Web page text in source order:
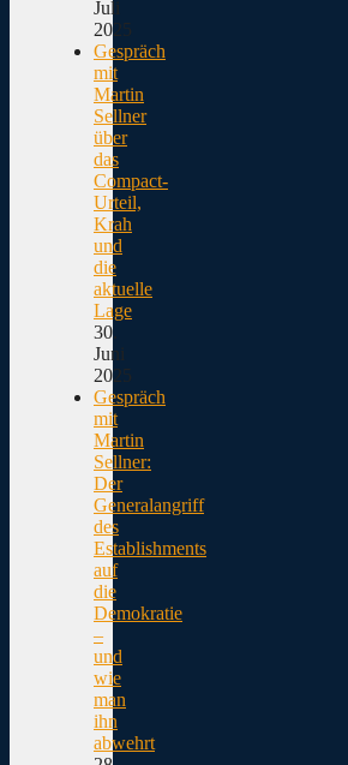
Juli
2025
Gespräch
mit
Martin
Sellner
über
das
Compact-
Urteil,
Krah
und
die
aktuelle
Lage
30.
Juni
2025
Gespräch
mit
Martin
Sellner:
Der
Generalangriff
des
Establishments
auf
die
Demokratie
–
und
wie
man
ihn
abwehrt